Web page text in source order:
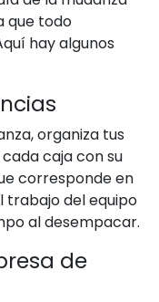
que todo
hay algunos
organiza tus
caja con su
corresponde en
trabajo del equipo
al desempacar.
de